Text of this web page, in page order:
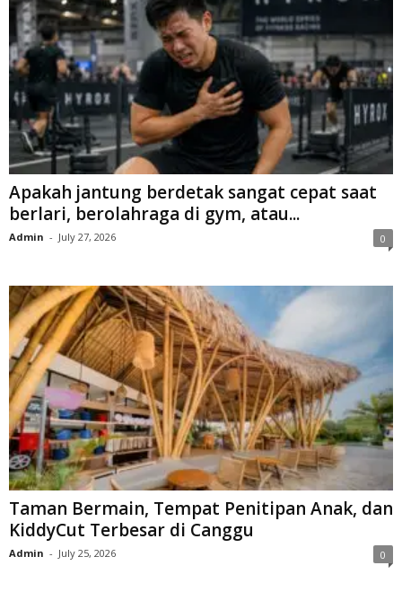
Apakah jantung berdetak sangat cepat saat
berlari, berolahraga di gym, atau...
Admin - July 27, 2026 0
Taman Bermain, Tempat Penitipan Anak, dan
KiddyCut Terbesar di Canggu
Admin - July 25, 2026 0